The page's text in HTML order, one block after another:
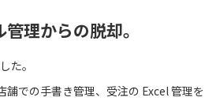
理からの脱却。
た。
舗での手書き管理、受注の Excel 管理を